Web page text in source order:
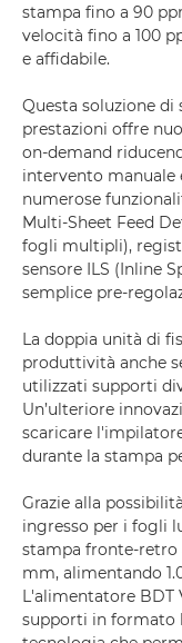
stampa fino a 90
velocità fino a 100
e affidabile.
Questa soluzione
prestazioni offre
on-demand
intervento manuale
numerose
Multi-Sheet Feed
fogli multipli),
sensore ILS (Inline
semplice pre-
La doppia unità di
produttività anche
utilizzati supporti
Un’ulteriore
scaricare
durante la stampa
Grazie alla
ingresso per i fogli
stampa fronte-retro
mm, alimentando
L'alimentatore BDT
supporti in formato